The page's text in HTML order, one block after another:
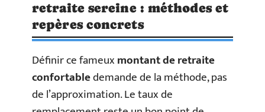
retraite sereine : méthodes et
repères concrets
Définir ce fameuxmontant de retraite
confortabledemande de la méthode, pas
de l’approximation. Le taux de